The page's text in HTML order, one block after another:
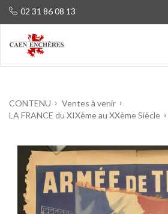
02 31 86 08 13
CONTENU
Ventes à venir
LA FRANCE du XIXème au XXème Siècle